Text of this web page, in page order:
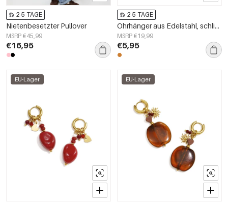
2-5 TAGE
Nietenbesetzter Pullover
MSRP €45,99
€16,95
2-5 TAGE
Ohrhänger aus Edelstahl, schlichtes Blumenmuster, schlichte Alltags-Serie, Damenschmuck
MSRP €19,99
€5,95
EU-Lager EU-Lager